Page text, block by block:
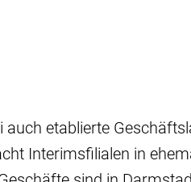
auch etablierte
Interimsfilialen in